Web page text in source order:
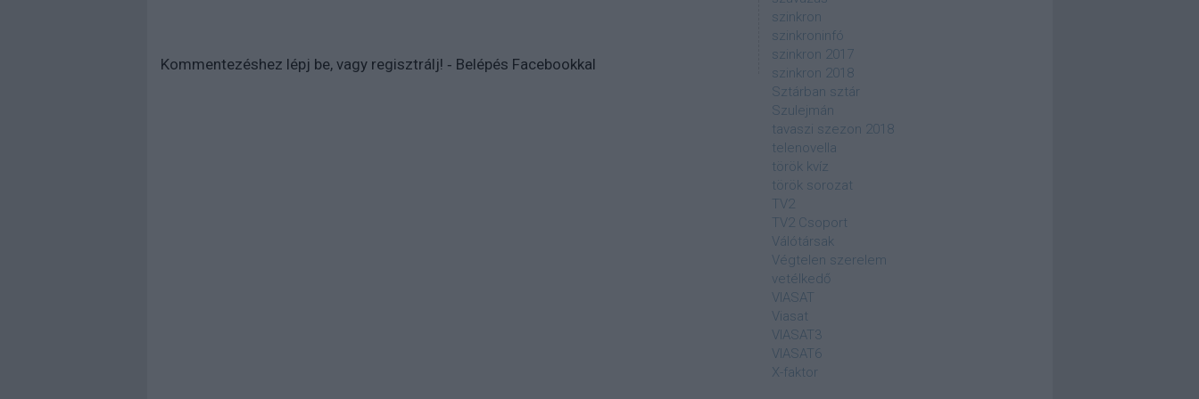
Kommentezéshez lépj be, vagy regisztrálj! ‐ Belépés Facebookkal
szinkron
szinkroninfó
szinkron 2017
szinkron 2018
Sztárban sztár
Szulejmán
tavaszi szezon 2018
telenovella
török kvíz
török sorozat
TV2
TV2 Csoport
Válótársak
Végtelen szerelem
vetélkedő
VIASAT
Viasat
VIASAT3
VIASAT6
X-faktor